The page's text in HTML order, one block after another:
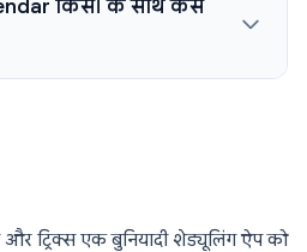
किसी के साथ कैसे
ट्रिक्स एक बुनियादी शेड्यूलिंग ऐप को